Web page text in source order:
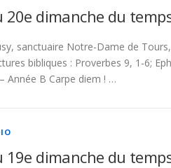
20e dimanche du
sanctuaire Notre-Dame de
bibliques : Proverbes 9, 1-6;
Année B Carpe diem ! …
19e dimanche du